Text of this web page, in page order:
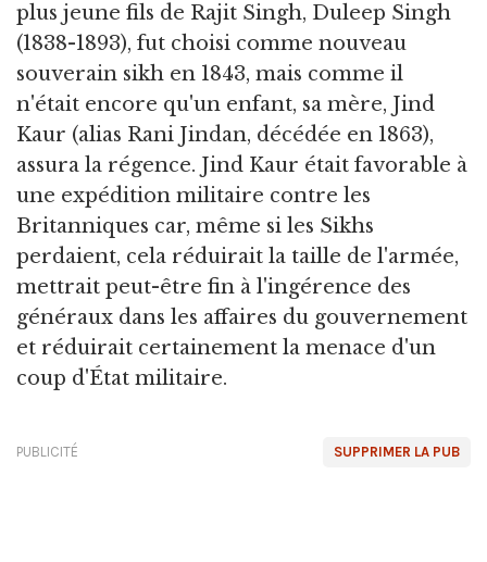
plus jeune fils de Rajit Singh, Duleep Singh
(1838-1893), fut choisi comme nouveau
souverain sikh en 1843, mais comme il
n'était encore qu'un enfant, sa mère, Jind
Kaur (alias Rani Jindan, décédée en 1863),
assura la régence. Jind Kaur était favorable à
une expédition militaire contre les
Britanniques car, même si les Sikhs
perdaient, cela réduirait la taille de l'armée,
mettrait peut-être fin à l'ingérence des
généraux dans les affaires du gouvernement
et réduirait certainement la menace d'un
coup d'État militaire.
SUPPRIMER LA PUB
PUBLICITÉ